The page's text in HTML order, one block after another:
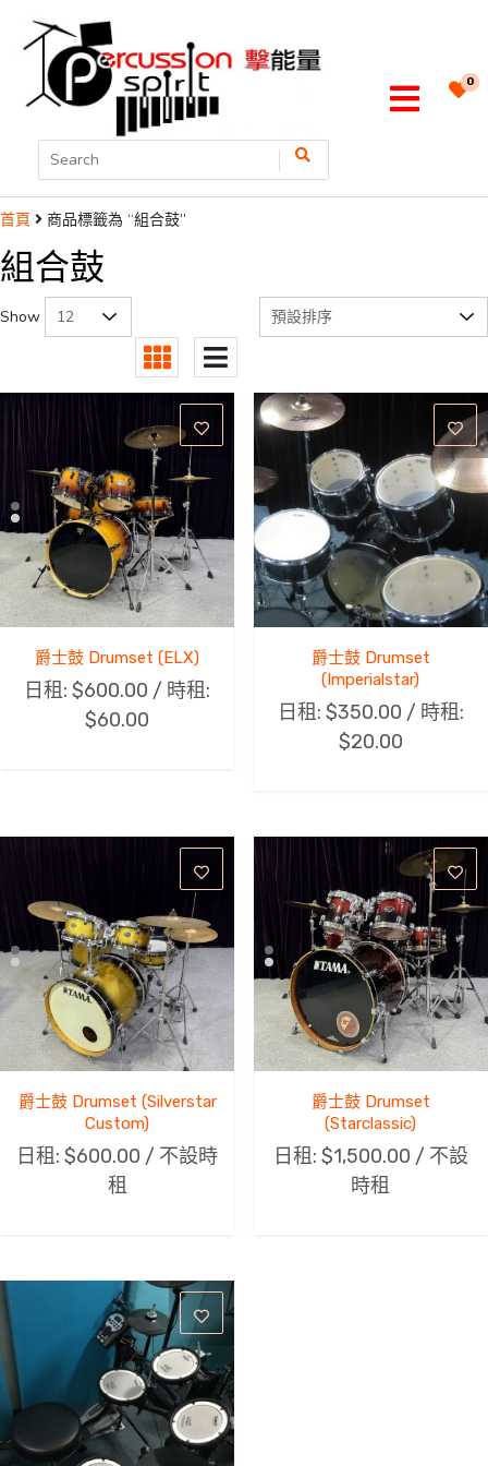
0
首頁 商品標籤為 “組合鼓”
組合鼓
Show
爵士鼓 Drumset (ELX)
日租:$600.00 / 時租:
$60.00
爵士鼓 Drumset
(Imperialstar)
日租: $350.00 / 時租:
$20.00
爵士鼓 Drumset (Silverstar
Custom)
日租:$600.00 / 不設時
租
爵士鼓 Drumset
(Starclassic)
日租: $1,500.00 / 不設
時租